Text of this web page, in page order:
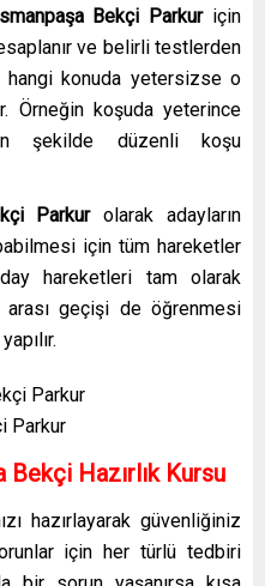
Bekçi Parkur için
ve belirli testlerden
hangi konuda yetersizse o
Örneğin koşuda yeterince
şekilde düzenli koşu
Parkurolarak adayların
için tüm hareketler
hareketleri tam olarak
arası geçişi de öğrenmesi
Parkur
Hazırlık Kursu
hazırlayarak güvenliğiniz
için her türlü tedbiri